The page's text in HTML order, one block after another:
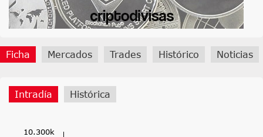
Ficha Mercados Trades Histórico Noticias
Intradía Histórica
10.300k